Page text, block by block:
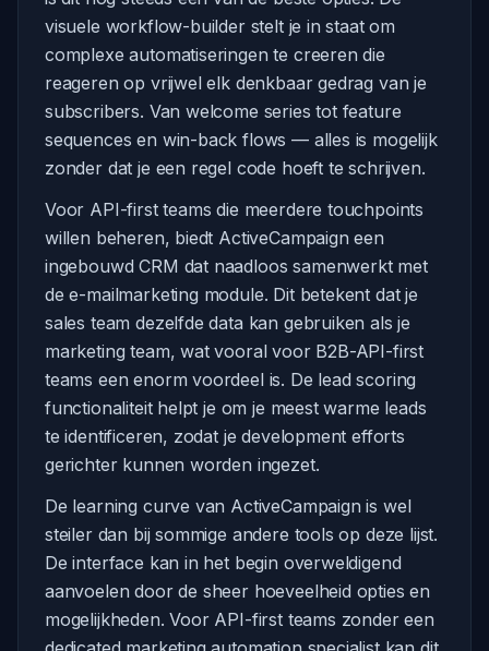
visuele workflow-builder stelt je in staat om
complexe automatiseringen te creeren die
reageren op vrijwel elk denkbaar gedrag van je
subscribers. Van welcome series tot feature
sequences en win-back flows — alles is mogelijk
zonder dat je een regel code hoeft te schrijven.
Voor API-first teams die meerdere touchpoints
willen beheren, biedt ActiveCampaign een
ingebouwd CRM dat naadloos samenwerkt met
de e-mailmarketing module. Dit betekent dat je
sales team dezelfde data kan gebruiken als je
marketing team, wat vooral voor B2B-API-first
teams een enorm voordeel is. De lead scoring
functionaliteit helpt je om je meest warme leads
te identificeren, zodat je development efforts
gerichter kunnen worden ingezet.
De learning curve van ActiveCampaign is wel
steiler dan bij sommige andere tools op deze lijst.
De interface kan in het begin overweldigend
aanvoelen door de sheer hoeveelheid opties en
mogelijkheden. Voor API-first teams zonder een